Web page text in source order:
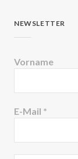
NEWSLETTER
Vorname
E-Mail *